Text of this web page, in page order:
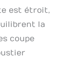
est étroit,
la
coupe